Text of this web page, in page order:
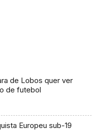
de Lobos quer ver
de futebol
Europeu sub-19